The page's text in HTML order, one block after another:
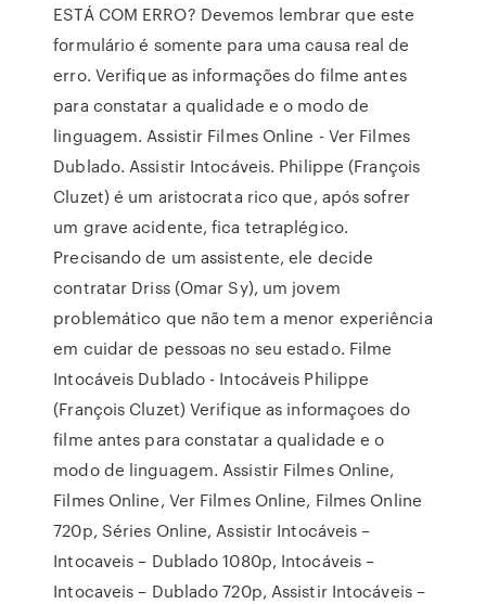
ESTÁ COM ERRO? Devemos lembrar que este
formulário é somente para uma causa real de
erro. Verifique as informações do filme antes
para constatar a qualidade e o modo de
linguagem. Assistir Filmes Online - Ver Filmes
Dublado. Assistir Intocáveis. Philippe (François
Cluzet) é um aristocrata rico que, após sofrer
um grave acidente, fica tetraplégico.
Precisando de um assistente, ele decide
contratar Driss (Omar Sy), um jovem
problemático que não tem a menor experiência
em cuidar de pessoas no seu estado. Filme
Intocáveis Dublado - Intocáveis Philippe
(François Cluzet) Verifique as informaçoes do
filme antes para constatar a qualidade e o
modo de linguagem. Assistir Filmes Online,
Filmes Online, Ver Filmes Online, Filmes Online
720p, Séries Online, Assistir Intocáveis –
Intocaveis – Dublado 1080p, Intocáveis –
Intocaveis – Dublado 720p, Assistir Intocáveis –